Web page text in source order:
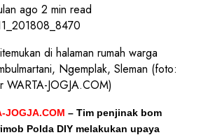
ago 2 min read
di halaman rumah warga
Ngemplak, Sleman (foto:
WARTA-JOGJA.COM)
JOGJA.COM – Tim penjinak bom
Polda DIY melakukan upaya